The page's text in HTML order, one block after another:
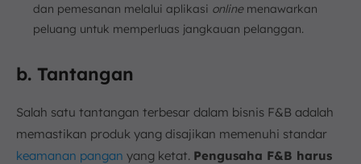
dan pemesanan melalui aplikasi onlinemenawarkan
peluang untuk memperluas jangkauan pelanggan.
b. Tantangan
Salah satu tantangan terbesar dalam bisnis F&B adalah
memastikan produk yang disajikan memenuhi standar
keamanan pangan yang ketat. Pengusaha F&B harus